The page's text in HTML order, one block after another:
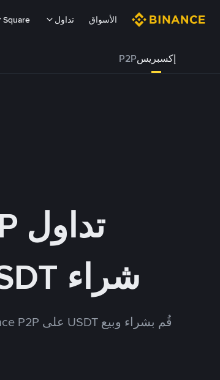
الأسواق تداول Square
إكسبريسP2P
تداول P2P إكسبريس
شراء USDT مقابل BRL
قُم بشراء وبيع USDT على Binance P2P باستخدام العديد من طرق الدفع